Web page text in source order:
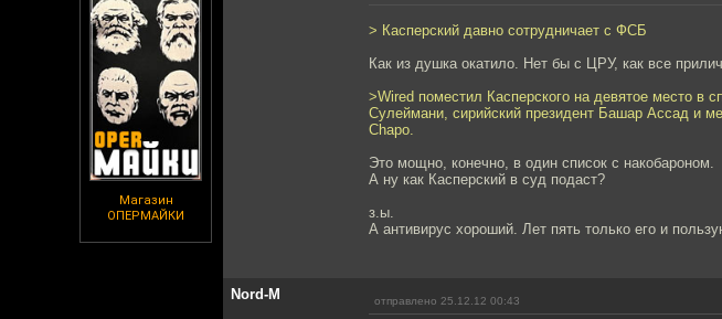
Магазин
ОПЕРМАЙКИ
> Касперский давно сотрудничает с ФСБ
Как из душка окатило. Нет бы с ЦРУ, как все
>Wired поместил Касперского на девятое место в
Сулеймани, сирийский президент Башар Ассад и
Chapo.
Это мощно, конечно, в один список с накобароном.
А ну как Касперский в суд подаст?
з.ы.
А антивирус хороший. Лет пять только его и
Nord-M отправлено 25.12.12 00:43